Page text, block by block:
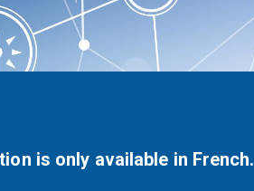
is only available in French.